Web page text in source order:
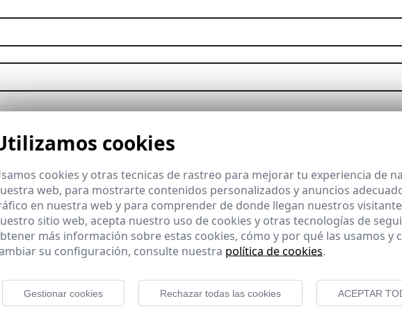
S.A. tratará los datos facilitados, con la finalidad de gestionar su
enviaremos información relacionada con actividad de la
en la normativa mencionada. Para obtener más información acerca
mis datos tal y como se describe anteriormente y se explica con mayor
la imposibilidad de tratar sus datos con la finalidad indicada)
adicional sobre los productos del grupo HISPASAT.
cookies
cookies y otras tecnicas de rastreo para mejorar tu experiencia de
web, para mostrarte contenidos personalizados y anuncios
en nuestra web y para comprender de donde llegan nuestros
sitio web, acepta nuestro uso de cookies y otras tecnologías de
más información sobre estas cookies, cómo y por qué las usamos y
su configuración, consulte nuestra política de cookies.
Gestionar cookies Rechazar todas las cookies ACEPTAR